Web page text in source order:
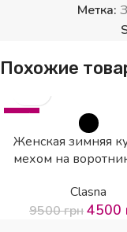
Метка:
Похожие
-53%
Женская зимняя
мехом на
Clasna
9500грн4500